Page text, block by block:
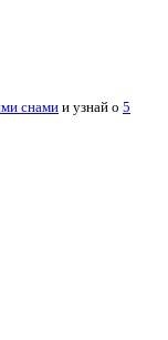
снами и узнай о 5